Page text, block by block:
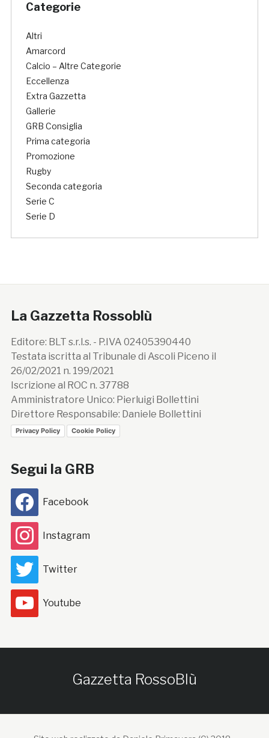
Categorie
Altri
Amarcord
Calcio – Altre Categorie
Eccellenza
Extra Gazzetta
Gallerie
GRB Consiglia
Prima categoria
Promozione
Rugby
Seconda categoria
Serie C
Serie D
La Gazzetta Rossoblù
Editore: BLT s.r.l.s. - P.IVA 02405390440
Testata iscritta al Tribunale di Ascoli Piceno il
26/02/2021 n. 199/2021
Iscrizione al ROC n. 37788
Amministratore Unico: Pierluigi Bollettini
Direttore Responsabile: Daniele Bollettini
Privacy Policy Cookie Policy
Segui la GRB
Facebook
Instagram
Twitter
Youtube
Gazzetta RossoBlù